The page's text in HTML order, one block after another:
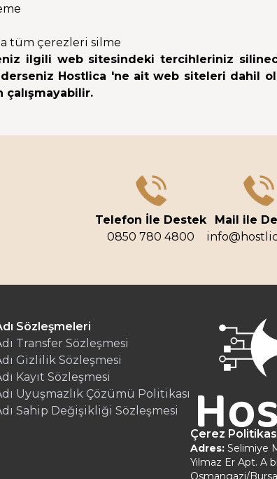
tüm çerezleri silme
ilgili web sitesindeki tercihleriniz
Hostlica 'ne ait web siteleri dahil
Telefon İle Destek
0850 780 4800
Mail ile
Sözleşmeleri
Transfer Sözleşmesi
Gizlilik Sözleşmesi
Kayıt Sözleşmesi
Uyuşmazlık Çözümü Politikası
Sahip Değişikliği Sözleşmesi
Çerez
Adres: Selimiye
Yılmaz Er Apt. A
Osmangazi/Bursa